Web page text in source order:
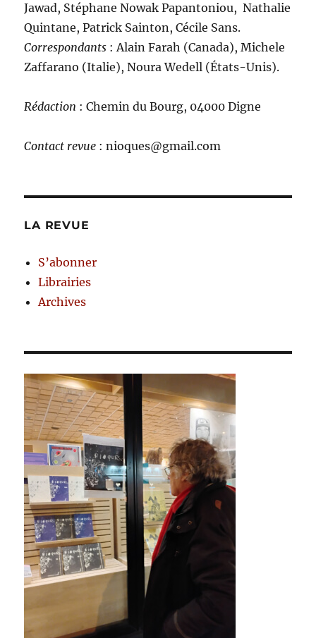
Jawad, Stéphane Nowak Papantoniou, Nathalie
Quintane, Patrick Sainton, Cécile Sans.
Correspondants : Alain Farah (Canada), Michele
Zaffarano (Italie), Noura Wedell (États-Unis).
Rédaction : Chemin du Bourg, 04000 Digne
Contact revue : nioques@gmail.com
LA REVUE
S’abonner
Librairies
Archives